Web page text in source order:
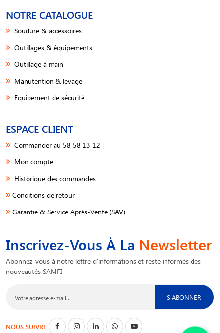
NOTRE CATALOGUE
Soudure & accessoires
Outillages & équipements
Outillage à main
Manutention & levage
Equipement de sécurité
ESPACE CLIENT
Commander au 58 58 13 12
Mon compte
Historique des commandes
Conditions de retour
Garantie & Service Après-Vente (SAV)
Inscrivez-Vous À La Newsletter
Abonnez-vous à notre lettre d'informations et reste informés des
nouveautés SAMFI
S'ABONNER
NOUS SUIVRE